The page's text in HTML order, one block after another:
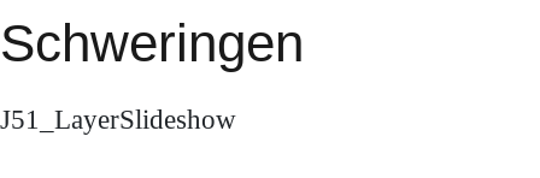
Schweringen
J51_LayerSlideshow